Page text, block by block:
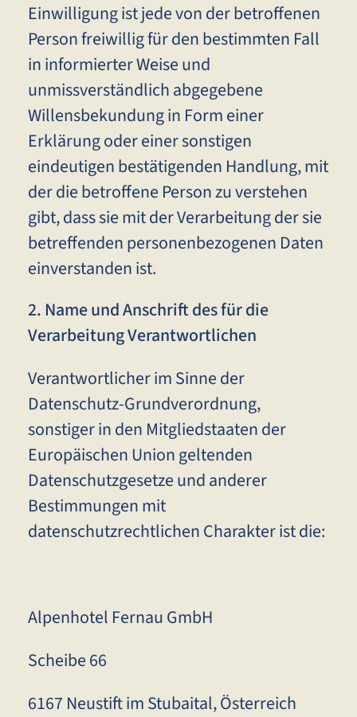
Einwilligung ist jede von der betroffenen
Person freiwillig für den bestimmten Fall
in informierter Weise und
unmissverständlich abgegebene
Willensbekundung in Form einer
Erklärung oder einer sonstigen
eindeutigen bestätigenden Handlung, mit
der die betroffene Person zu verstehen
gibt, dass sie mit der Verarbeitung der sie
betreffenden personenbezogenen Daten
einverstanden ist.
2. Name und Anschrift des für die
Verarbeitung Verantwortlichen
Verantwortlicher im Sinne der
Datenschutz-Grundverordnung,
sonstiger in den Mitgliedstaaten der
Europäischen Union geltenden
Datenschutzgesetze und anderer
Bestimmungen mit
datenschutzrechtlichen Charakter ist die:
Alpenhotel Fernau GmbH
Scheibe 66
6167 Neustift im Stubaital, Österreich